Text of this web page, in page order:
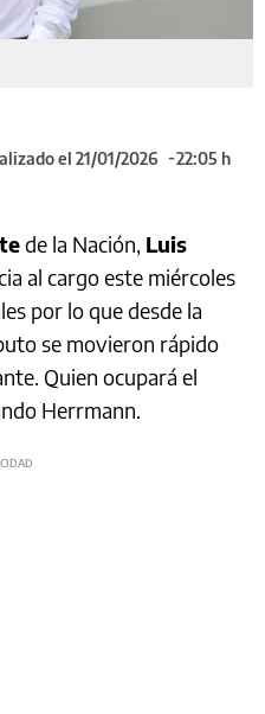
el 21/01/2026
22:05 h
de la Nación, Luis
al cargo este miércoles
por lo que desde la
se movieron rápido
Quien ocupará el
Herrmann.